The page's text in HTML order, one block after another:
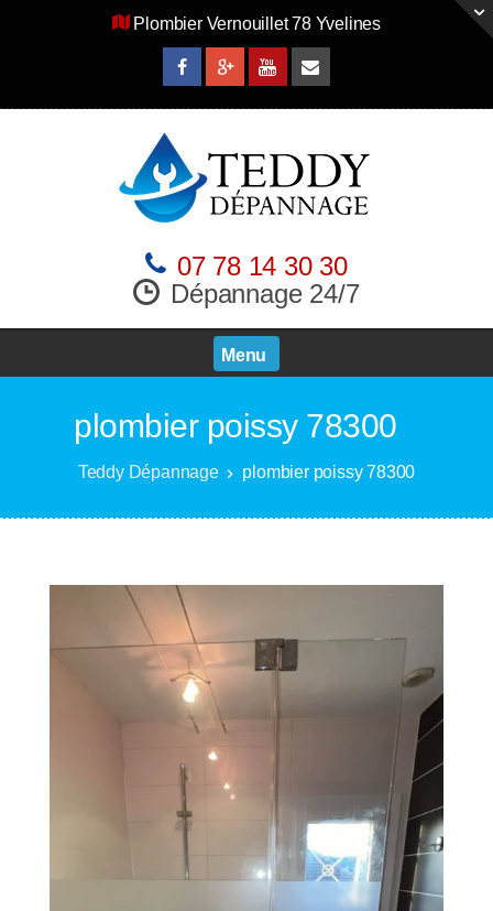
Plombier Vernouillet 78 Yvelines
07 78 14 30 30
Dépannage 24/7
Menu
plombier poissy 78300
Teddy Dépannage plombier poissy 78300